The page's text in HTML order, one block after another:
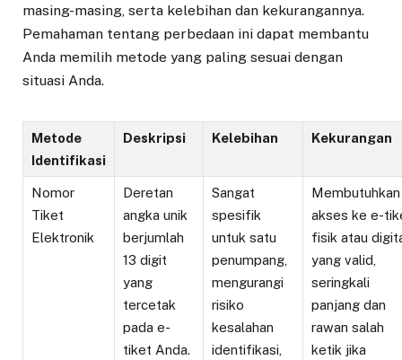
masing-masing, serta kelebihan dan kekurangannya.
Pemahaman tentang perbedaan ini dapat membantu
Anda memilih metode yang paling sesuai dengan
situasi Anda.
Metode
Identifikasi
Deskripsi Kelebihan Kekurangan
Nomor
Tiket
Elektronik
Deretan
angka unik
berjumlah
13 digit
yang
tercetak
pada e-
tiket Anda.
Sangat
spesifik
untuk satu
penumpang,
mengurangi
risiko
kesalahan
identifikasi,
Membutuhkan
akses ke e-
fisik atau
yang valid,
seringkali
panjang dan
rawan salah
ketik jika